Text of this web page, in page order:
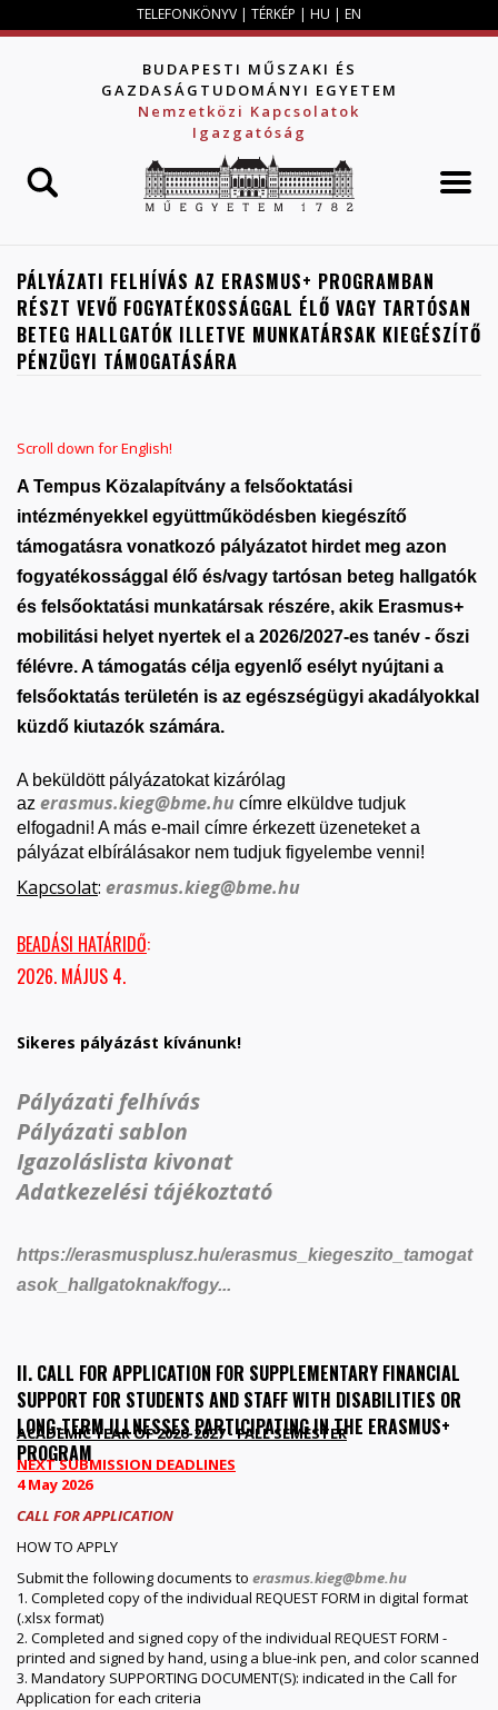
Jump to navigation
TELEFONKÖNYV | TÉRKÉP | HU | EN
BUDAPESTI MŰSZAKI ÉS
GAZDASÁGTUDOMÁNYI EGYETEM
Nemzetközi Kapcsolatok
Igazgatóság
PÁLYÁZATI FELHÍVÁS AZ ERASMUS+ PROGRAMBAN
RÉSZT VEVŐ FOGYATÉKOSSÁGGAL ÉLŐ VAGY TARTÓSAN
BETEG HALLGATÓK ILLETVE MUNKATÁRSAK KIEGÉSZÍTŐ
PÉNZÜGYI TÁMOGATÁSÁRA
Scroll down for English!
A Tempus Közalapítvány a felsőoktatási
intézményekkel együttműködésben kiegészítő
támogatásra vonatkozó pályázatot hirdet meg azon
fogyatékossággal élő és/vagy tartósan beteg hallgatók
és felsőoktatási munkatársak részére, akik Erasmus+
mobilitási helyet nyertek el a 2026/2027-es tanév - őszi
félévre. A támogatás célja egyenlő esélyt nyújtani a
felsőoktatás területén is az egészségügyi akadályokkal
küzdő kiutazók számára.
A beküldött pályázatokat kizárólag
az erasmus.kieg@bme.hu címre elküldve tudjuk
elfogadni! A más e-mail címre érkezett üzeneteket a
pályázat elbírálásakor nem tudjuk figyelembe venni!
Kapcsolat: erasmus.kieg@bme.hu
BEADÁSI HATÁRIDŐ:
2026. MÁJUS 4.
Sikeres pályázást kívánunk!
Pályázati felhívás
Pályázati sablon
Igazoláslista kivonat
Adatkezelési tájékoztató
https://erasmusplusz.hu/erasmus_kiegeszito_tamogat
asok_hallgatoknak/fogy...
II. CALL FOR APPLICATION FOR SUPPLEMENTARY FINANCIAL
SUPPORT FOR STUDENTS AND STAFF WITH DISABILITIES OR
LONG-TERM ILLNESSES PARTICIPATING IN THE ERASMUS+
PROGRAM
ACADEMIC YEAR OF 2026-2027 - FALL SEMESTER
NEXT SUBMISSION DEADLINES
4 May 2026
CALL FOR APPLICATION
HOW TO APPLY
Submit the following documents to erasmus.kieg@bme.hu
1. Completed copy of the individual REQUEST FORM in digital format
(.xlsx format)
2. Completed and signed copy of the individual REQUEST FORM -
printed and signed by hand, using a blue-ink pen, and color scanned
3. Mandatory SUPPORTING DOCUMENT(S): indicated in the Call for
Application for each criteria